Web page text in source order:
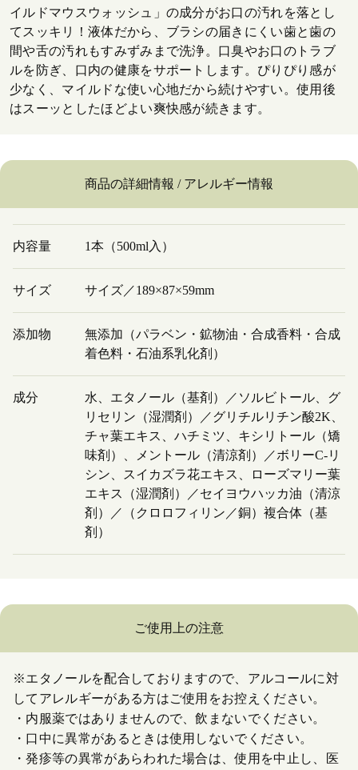
イルドマウスウォッシュ」の成分がお口の汚れを落とし
てスッキリ！液体だから、ブラシの届きにくい歯と歯の
間や舌の汚れもすみずみまで洗浄。口臭やお口のトラブ
ルを防ぎ、口内の健康をサポートします。ぴりぴり感が
少なく、マイルドな使い心地だから続けやすい。使用後
はスーッとしたほどよい爽快感が続きます。
商品の詳細情報 / アレルギー情報
内容量 1本（500ml入）
サイズ サイズ／189×87×59mm
添加物
無添加（パラベン・鉱物油・合成香料・合成
着色料・石油系乳化剤）
成分
水、エタノール（基剤）／ソルビトール、グ
リセリン（湿潤剤）／グリチルリチン酸2K、
チャ葉エキス、ハチミツ、キシリトール（矯
味剤）、メントール（清涼剤）／ボリーC-リ
シン、スイカズラ花エキス、ローズマリー葉
エキス（湿潤剤）／セイヨウハッカ油（清涼
剤）／（クロロフィリン／銅）複合体（基
剤）
ご使用上の注意
※エタノールを配合しておりますので、アルコールに対
してアレルギーがある方はご使用をお控えください。
・内服薬ではありませんので、飲まないでください。
・口中に異常があるときは使用しないでください。
・発疹等の異常があらわれた場合は、使用を中止し、医